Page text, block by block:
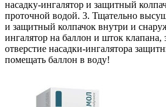
насадку-ингалятор и защитный
проточной водой. 3. Тщательно
и защитный колпачок внутри и
ингалятор на баллон и шток клапана,
отверстие насадки-ингалятора
помещать баллон в воду!